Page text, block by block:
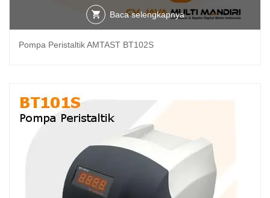
Baca selengkapnya
Pompa Peristaltik AMTAST BT102S